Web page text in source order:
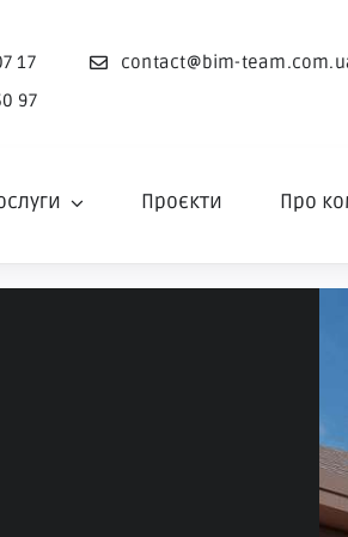
17
97
contact@bim-
Проєкти Про